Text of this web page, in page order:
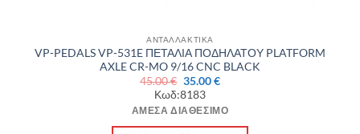
ΑΝΤΑΛΛΑΚΤΙΚΑ
VP-PEDALS VP-531E ΠΕΤΑΛΙΑ ΠΟΔΗΛΑΤΟΥ PLATFORM
AXLE CR-MO 9/16 CNC BLACK
45.00€ Original
price
was:
45.00 €.
35.00€Η
είναι:
Κωδ:8183
ΆΜΕΣΑ ΔΙΑΘΈΣΙΜΟ